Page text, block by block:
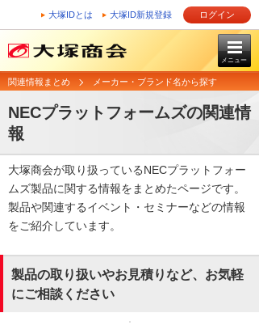
大塚IDとは 大塚ID新規登録 ログイン
メニュー
関連情報まとめ メーカー・ブランド名から探す
NECプラットフォームズの関連情
報
大塚商会が取り扱っているNECプラットフォー
ムズ製品に関する情報をまとめたページです。
製品や関連するイベント・セミナーなどの情報
をご紹介しています。
製品の取り扱いやお見積りなど、お気軽
にご相談ください